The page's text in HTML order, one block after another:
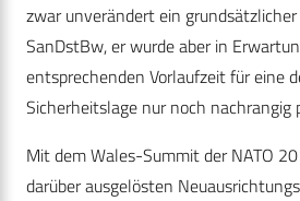
zwar unverändert ein
SanDstBw, er wurde aber in
entsprechenden Vorlaufzeit für eine
Sicherheitslage nur noch nachrangig
Mit dem Wales-Summit der NATO
darüber ausgelösten